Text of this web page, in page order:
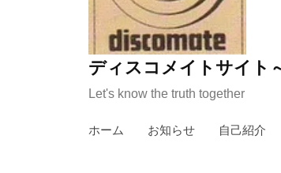
ディスコメイトサイト
Let's know the truth together
ホーム お知らせ 自己紹介